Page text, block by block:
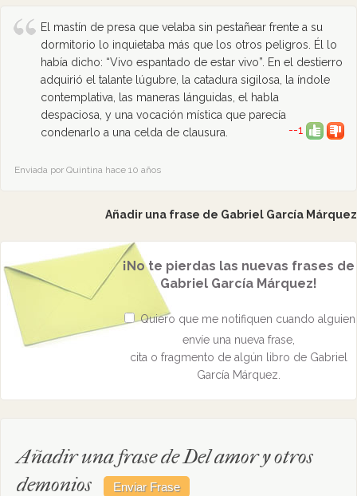
El mastín de presa que velaba sin pestañear frente a su
dormitorio lo inquietaba más que los otros peligros. Él lo
había dicho: “Vivo espantado de estar vivo”. En el destierro
adquirió el talante lúgubre, la catadura sigilosa, la índole
contemplativa, las maneras lánguidas, el habla
despaciosa, y una vocación mística que parecía
condenarlo a una celda de clausura.
--1
Enviada por Quintina hace 10 años
Añadir una frase de Gabriel García Márquez
¡No te pierdas las nuevas frases de
Gabriel García Márquez!
Quiero que me notifiquen cuando alguien
envíe una nueva frase,
cita o fragmento de algún libro de Gabriel
García Márquez.
Añadir una frase de Del amor y otros
demonios